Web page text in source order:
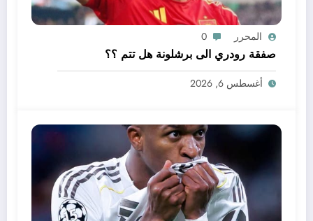
المحرر 0
صفقة رودري الى برشلونة هل تتم ؟؟
أغسطس 6, 2026